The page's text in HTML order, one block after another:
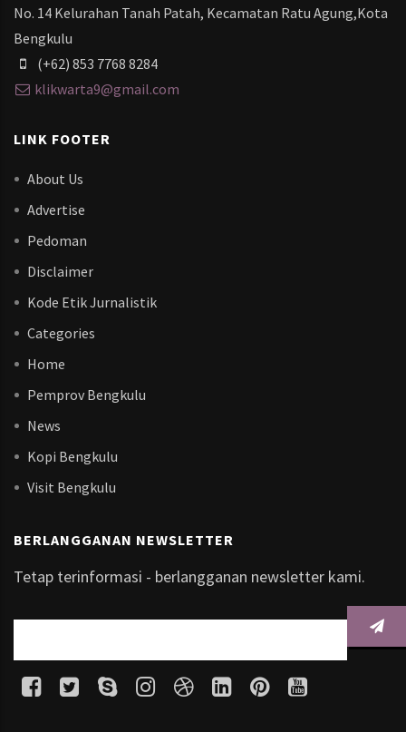
No. 14 Kelurahan Tanah Patah, Kecamatan Ratu Agung,Kota
Bengkulu
(+62) 853 7768 8284
klikwarta9@gmail.com
LINK FOOTER
About Us
Advertise
Pedoman
Disclaimer
Kode Etik Jurnalistik
Categories
Home
Pemprov Bengkulu
News
Kopi Bengkulu
Visit Bengkulu
BERLANGGANAN NEWSLETTER
Tetap terinformasi - berlangganan newsletter kami.